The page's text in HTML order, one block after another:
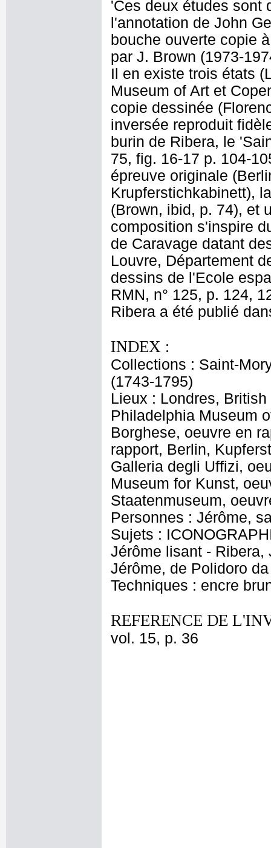
'Ces deux études sont
l'annotation de John
bouche ouverte copie
par J. Brown (1973-
Il en existe trois états
Museum of Art et
copie dessinée
inversée reproduit
burin de Ribera, le
75, fig. 16-17 p. 104-
épreuve originale
Krupferstichkabinett),
(Brown, ibid, p. 74), et
composition s'inspire
de Caravage datant
Louvre, Département
dessins de l'Ecole
RMN, n° 125, p. 124,
Ribera a été publié
INDEX :
Collections : Saint-
(1743-1795)
Lieux : Londres,
Philadelphia Museum
Borghese, oeuvre en
rapport, Berlin,
Galleria degli Uffizi,
Museum for Kunst,
Staatenmuseum,
Personnes : Jérôme,
Sujets :
Jérôme lisant -
Jérôme, de Polidoro
Techniques : encre
REFERENCE DE
vol. 15, p. 36